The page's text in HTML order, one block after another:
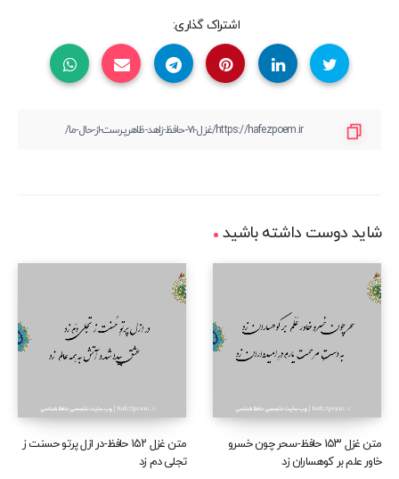
اشتراک گذاری:
شاید دوست داشته باشید
متن غزل ۱۵۳ حافظ-سحر چون خسرو
خاور علم بر کوهساران زد
متن غزل ۱۵۲ حافظ-در ازل پرتو حسنت ز
تجلی دم زد